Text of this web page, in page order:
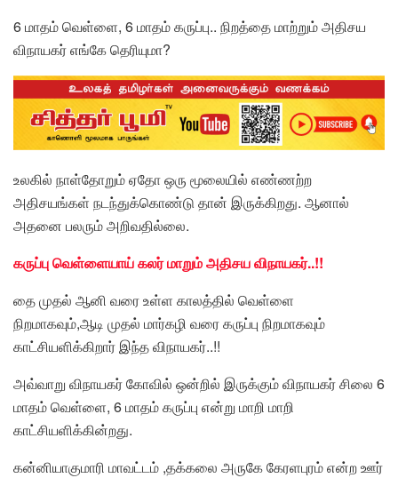
6 மாதம் வெள்ளை, 6 மாதம் கருப்பு.. நிறத்தை மாற்றும் அதிசய
விநாயகர் எங்கே தெரியுமா?
உலகில் நாள்தோறும் ஏதோ ஒரு மூலையில் எண்ணற்ற
அதிசயங்கள் நடந்துக்கொண்டு தான் இருக்கிறது. ஆனால்
அதனை பலரும் அறிவதில்லை.
கருப்பு வெள்ளையாய் கலர் மாறும் அதிசய விநாயகர்..!!
தை முதல் ஆனி வரை உள்ள காலத்தில் வெள்ளை
நிறமாகவும்,ஆடி முதல் மார்கழி வரை கருப்பு நிறமாகவும்
காட்சியளிக்கிறார் இந்த விநாயகர்..!!
அவ்வாறு விநாயகர் கோவில் ஒன்றில் இருக்கும் விநாயகர் சிலை 6
மாதம் வெள்ளை, 6 மாதம் கருப்பு என்று மாறி மாறி
காட்சியளிக்கின்றது.
கன்னியாகுமாரி மாவட்டம் ,தக்கலை அருகே கேரளபுரம் என்ற ஊர்